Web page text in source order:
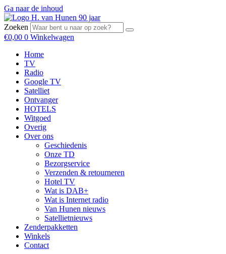
Ga naar de inhoud
Zoeken
€0,00 0 Winkelwagen
Home
TV
Radio
Google TV
Satelliet
Ontvanger
HOTELS
Witgoed
Overig
Over ons
Geschiedenis
Onze TD
Bezorgservice
Verzenden & retourneren
Hotel TV
Wat is DAB+
Wat is Internet radio
Van Hunen nieuws
Satellietnieuws
Zenderpakketten
Winkels
Contact